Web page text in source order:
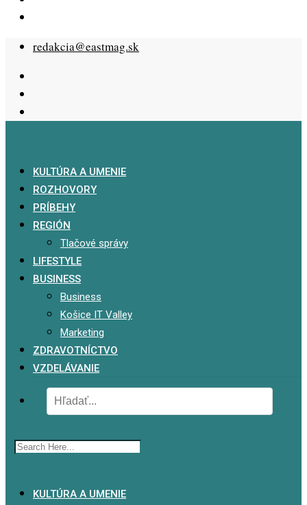
Skip
content
redakcia@eastmag.sk
KULTÚRA A UMENIE
ROZHOVORY
PRÍBEHY
REGIÓN
Tlačové správy
LIFESTYLE
BUSINESS
Business
Košice IT Valley
Marketing
ZDRAVOTNÍCTVO
VZDELÁVANIE
KULTÚRA A UMENIE